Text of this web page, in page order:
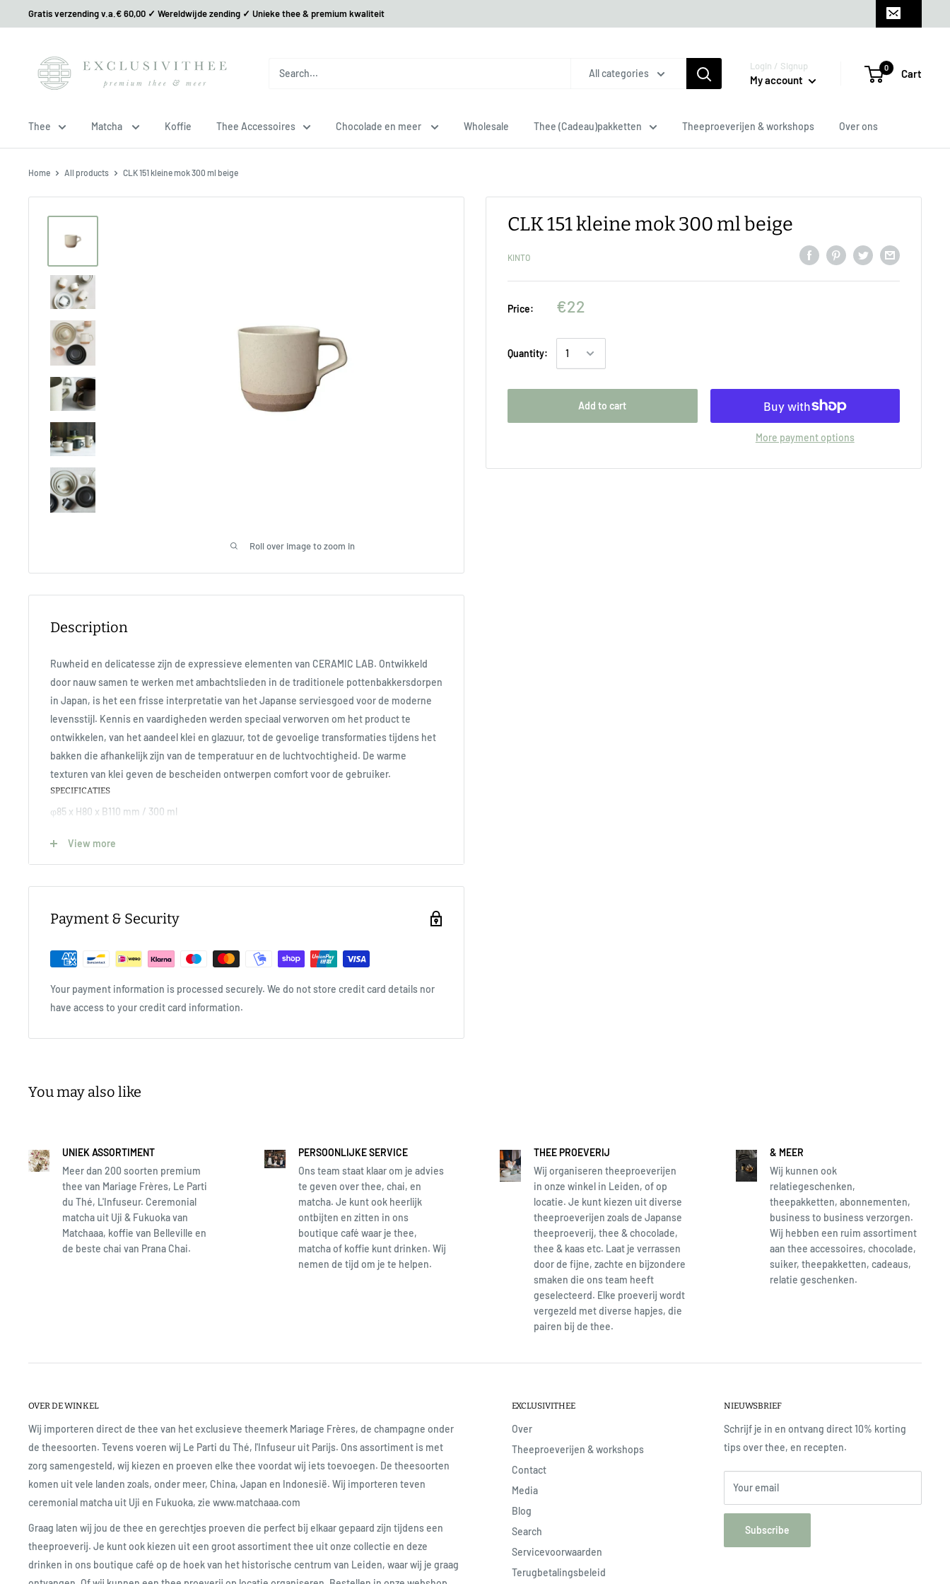
Gratis verzending v.a.€ 60,00 ✓ Wereldwijde zending ✓ Unieke thee & premium kwaliteit
All categories
Login / Signup
My account
0 Cart
Thee Matcha Koffie Thee Accessoires Chocolade en meer Wholesale Thee (Cadeau)pakketten Theeproeverijen & workshops Over ons
Home All products CLK 151 kleine mok 300 ml beige
Roll over image to zoom in
CLK 151 kleine mok 300 ml beige
KINTO
Price: €22
Quantity:
Add to cart
More payment options
Description
Ruwheid en delicatesse zijn de expressieve elementen van CERAMIC LAB. Ontwikkeld
door nauw samen te werken met ambachtslieden in de traditionele pottenbakkersdorpen
in Japan, is het een frisse interpretatie van het Japanse serviesgoed voor de moderne
levensstijl. Kennis en vaardigheden werden speciaal verworven om het product te
ontwikkelen, van het aandeel klei en glazuur, tot de gevoelige transformaties tijdens het
bakken die afhankelijk zijn van de temperatuur en de luchtvochtigheid. De warme
texturen van klei geven de bescheiden ontwerpen comfort voor de gebruiker.
SPECIFICATIES
φ85 x H80 x B110 mm / 300 ml
De items zijn gemaakt van zandsteen dat uniek is voor de Hasami regio, het mengen van
porseleinaarde zorgt voor bestendigheid en diepe genuanceerde vormen worden
View more
Payment & Security
Your payment information is processed securely. We do not store credit card details nor
have access to your credit card information.
You may also like
UNIEK ASSORTIMENT
Meer dan 200 soorten premium
thee van Mariage Frères, Le Parti
du Thé, L'Infuseur. Ceremonial
matcha uit Uji & Fukuoka van
Matchaaa, koffie van Belleville en
de beste chai van Prana Chai.
PERSOONLIJKE SERVICE
Ons team staat klaar om je advies
te geven over thee, chai, en
matcha. Je kunt ook heerlijk
ontbijten en zitten in ons
boutique café waar je thee,
matcha of koffie kunt drinken. Wij
nemen de tijd om je te helpen.
THEE PROEVERIJ
Wij organiseren theeproeverijen
in onze winkel in Leiden, of op
locatie. Je kunt kiezen uit diverse
theeproeverijen zoals de Japanse
theeproeverij, thee & chocolade,
thee & kaas etc. Laat je verrassen
door de fijne, zachte en bijzondere
smaken die ons team heeft
geselecteerd. Elke proeverij wordt
vergezeld met diverse hapjes, die
pairen bij de thee.
& MEER
Wij kunnen ook
relatiegeschenken,
theepakketten, abonnementen,
business to business verzorgen.
Wij hebben een ruim assortiment
aan thee accessoires, chocolade,
suiker, theepakketten, cadeaus,
relatie geschenken.
OVER DE WINKEL
Wij importeren direct de thee van het exclusieve theemerk Mariage Frères, de champagne onder
de theesoorten. Tevens voeren wij Le Parti du Thé, l'Infuseur uit Parijs. Ons assortiment is met
zorg samengesteld, wij kiezen en proeven elke thee voordat wij iets toevoegen. De theesoorten
komen uit vele landen zoals, onder meer, China, Japan en Indonesië. Wij importeren teven
ceremonial matcha uit Uji en Fukuoka, zie www.matchaaa.com
Graag laten wij jou de thee en gerechtjes proeven die perfect bij elkaar gepaard zijn tijdens een
theeproeverij. Je kunt ook kiezen uit een groot assortiment thee uit onze collectie en deze
drinken in ons boutique café op de hoek van het historische centrum van Leiden, waar wij je graag
EXCLUSIVITHEE
Over
Theeproeverijen & workshops
Contact
Media
Blog
Search
Servicevoorwaarden
Terugbetalingsbeleid
NIEUWSBRIEF
Schrijf je in en ontvang direct 10% korting
tips over thee, en recepten.
Your email
Subscribe